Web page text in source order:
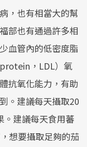
，也有相當大的幫
部也有通過許多相
血管內的低密度脂
，LDL）氧
抗氧化能力，有助
。建議每天攝取20
。建議每天食用蕃
想要攝取足夠的茄